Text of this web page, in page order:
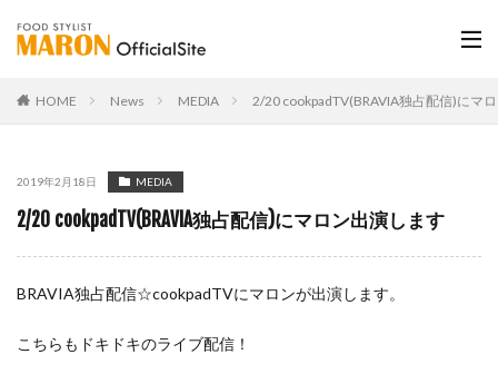
HOME News MEDIA 2/20 cookpadTV(BRAVIA独占配信)にマ
2019年2月18日 MEDIA
2/20 cookpadTV(BRAVIA独占配信)にマロン出演します
BRAVIA独占配信☆cookpadTVにマロンが出演します。
こちらもドキドキのライブ配信！